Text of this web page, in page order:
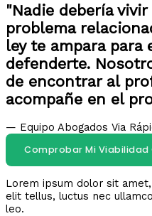
"Nadie debería
problema
ley te ampara para
defenderte.
de encontrar al
acompañe en el
— Equipo Abogados Via
Comprobar Mi Viabilidad
Lorem ipsum dolor sit
elit tellus, luctus nec
leo.